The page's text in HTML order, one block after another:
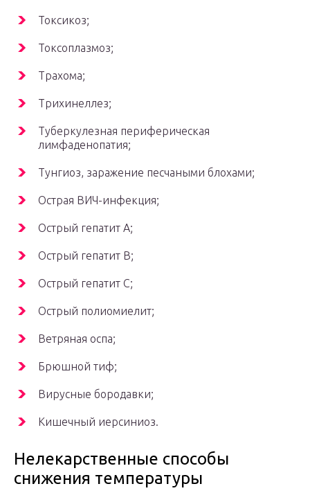
Токсикоз;
Токсоплазмоз;
Трахома;
Трихинеллез;
Туберкулезная периферическая
лимфаденопатия;
Тунгиоз, заражение песчаными блохами;
Острая ВИЧ-инфекция;
Острый гепатит А;
Острый гепатит В;
Острый гепатит С;
Острый полиомиелит;
Ветряная оспа;
Брюшной тиф;
Вирусные бородавки;
Кишечный иерсиниоз.
Нелекарственные способы
снижения температуры